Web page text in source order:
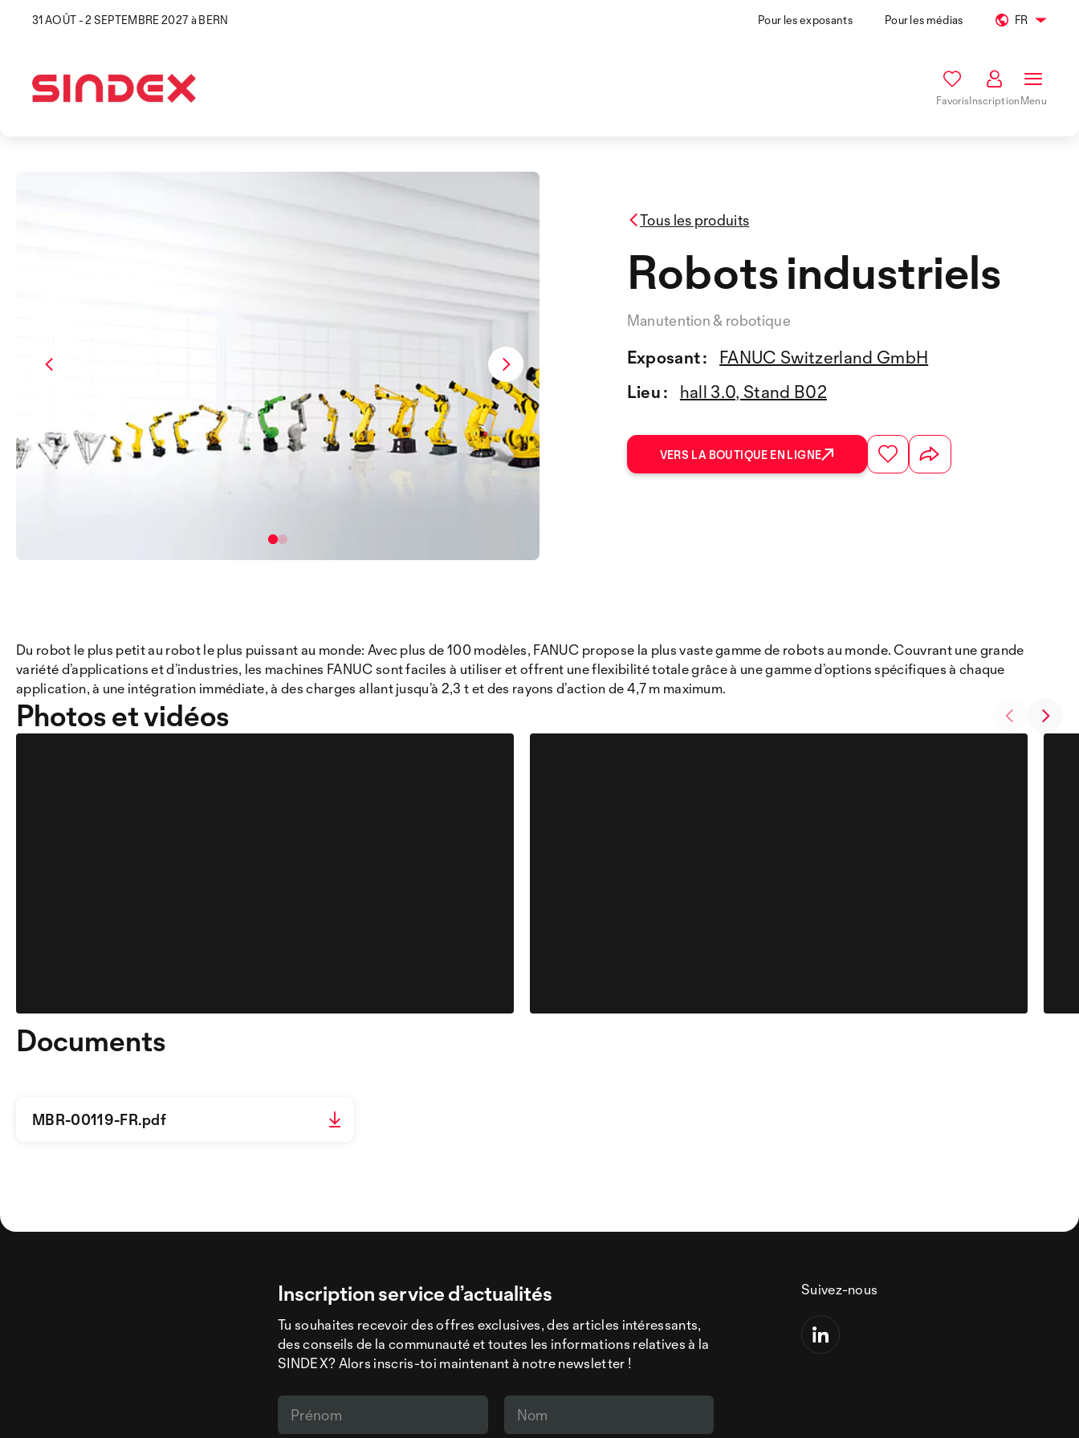
31 AOÛT - 2 SEPTEMBRE 2027 à BERN Pour les exposants Pour les médias FR
FavorisInscriptionMenu
Tous les produits
Robots industriels
Manutention & robotique
Exposant :
FANUC Switzerland GmbH
Lieu :
hall 3.0, Stand B02
VERS LA BOUTIQUE EN LIGNE
Du robot le plus petit au robot le plus puissant au monde: Avec plus de 100 modèles, FANUC propose la plus vaste gamme de robots au monde. Couvrant une grande
variété d’applications et d’industries, les machines FANUC sont faciles à utiliser et offrent une flexibilité totale grâce à une gamme d’options spécifiques à chaque
application, à une intégration immédiate, à des charges allant jusqu’à 2,3 t et des rayons d’action de 4,7 m maximum.
Photos et vidéos
Documents
MBR-00119-FR.pdf
Inscription service d’actualités
Tu souhaites recevoir des offres exclusives, des articles intéressants,
des conseils de la communauté et toutes les informations relatives à la
SINDEX? Alors inscris-toi maintenant à notre newsletter !
Suivez-nous